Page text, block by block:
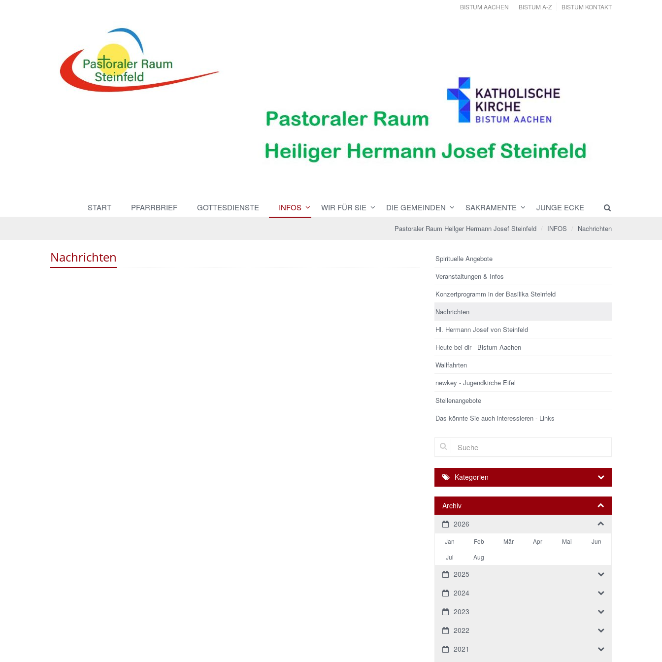
BISTUM AACHEN BISTUM A-Z BISTUM KONTAKT
START PFARRBRIEF GOTTESDIENSTE INFOS WIR FÜR SIE DIE GEMEINDEN SAKRAMENTE JUNGE ECKE
Pastoraler Raum Heilger Hermann Josef Steinfeld INFOS Nachrichten
Nachrichten
Spirituelle Angebote
Veranstaltungen & Infos
Konzertprogramm in der Basilika Steinfeld
Nachrichten
Hl. Hermann Josef von Steinfeld
Heute bei dir - Bistum Aachen
Wallfahrten
newkey - Jugendkirche Eifel
Stellenangebote
Das könnte Sie auch interessieren - Links
Suche
Kategorien
Archiv
2026
Jan Feb Mär Apr Mai
Jun
Jul
Aug
2025
2024
2023
2022
2021